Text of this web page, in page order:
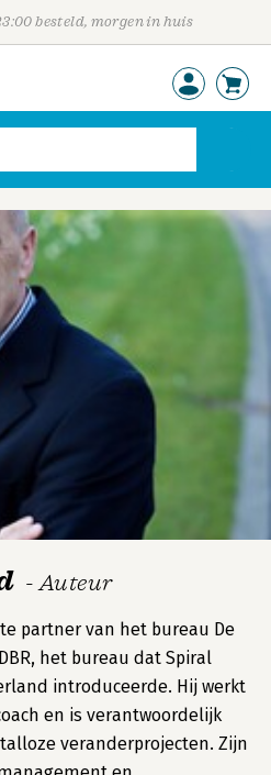
besteld, morgen in huis
- Auteur
partner van het bureau De
het bureau dat Spiral
introduceerde. Hij werkt
en is verantwoordelijk
veranderprojecten. Zijn